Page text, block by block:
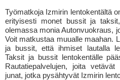
Työmatkoja Izmirin lentokentältä
erityisesti monet bussit ja
olemassa monia Autonvuokraus,
Voit matkustaa muualle maahan.
ja bussit, että ihmiset lautalla
Taksit ja bussit lentokentälle
Rautatiepalvelujen, joita
junat, jotka pysähtyvät Izmirin